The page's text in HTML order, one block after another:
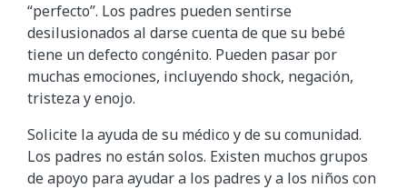
“perfecto”. Los padres pueden sentirse
desilusionados al darse cuenta de que su bebé
tiene un defecto congénito. Pueden pasar por
muchas emociones, incluyendo shock, negación,
tristeza y enojo.
Solicite la ayuda de su médico y de su comunidad.
Los padres no están solos. Existen muchos grupos
de apoyo para ayudar a los padres y a los niños con